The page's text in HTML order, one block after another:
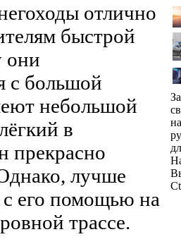
отлично
быстрой
они
с большой
небольшой
в
прекрасно
лучше
с его помощью на
трассе.